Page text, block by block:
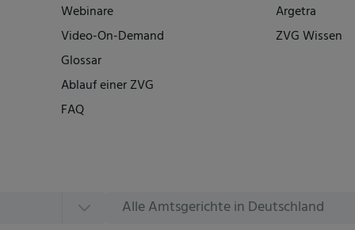
Webinare
Video-On-Demand
Glossar
Ablauf einer ZVG
FAQ
Argetra
ZVG Wissen
Alle Amtsgerichte in Deutschland